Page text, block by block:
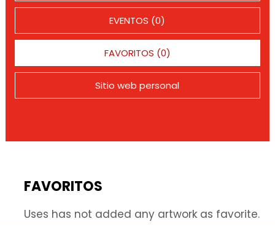
EVENTOS (0)
FAVORITOS (0)
Sitio web personal
FAVORITOS
Uses has not added any artwork as favorite.